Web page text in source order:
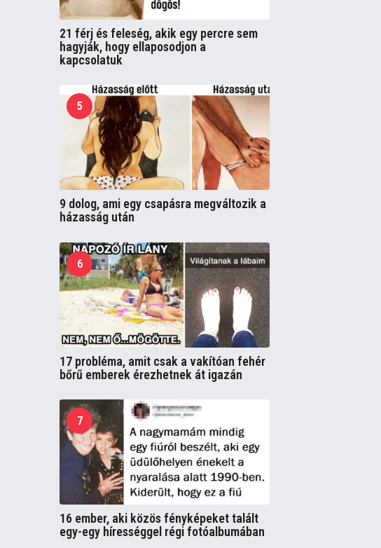
21 férj és feleség, akik egy percre sem
hagyják, hogy ellaposodjon a
kapcsolatuk
5
9 dolog, ami egy csapásra megváltozik a
házasság után
6
17 probléma, amit csak a vakítóan fehér
bőrű emberek érezhetnek át igazán
7
16 ember, aki közös fényképeket talált
egy-egy hírességgel régi fotóalbumában